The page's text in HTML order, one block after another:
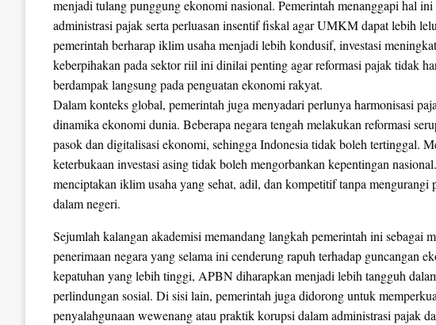
menjadi tulang punggung ekonomi nasional. Pemerintah menanggapi hal
administrasi pajak serta perluasan insentif fiskal agar UMKM dapat lebih
pemerintah berharap iklim usaha menjadi lebih kondusif, investasi
keberpihakan pada sektor riil ini dinilai penting agar reformasi pajak tidak
berdampak langsung pada penguatan ekonomi rakyat.
Dalam konteks global, pemerintah juga menyadari perlunya harmonisasi
dinamika ekonomi dunia. Beberapa negara tengah melakukan reformasi
pasok dan digitalisasi ekonomi, sehingga Indonesia tidak boleh tertinggal.
keterbukaan investasi asing tidak boleh mengorbankan kepentingan
menciptakan iklim usaha yang sehat, adil, dan kompetitif tanpa
dalam negeri.
Sejumlah kalangan akademisi memandang langkah pemerintah ini sebagai
penerimaan negara yang selama ini cenderung rapuh terhadap guncangan
kepatuhan yang lebih tinggi, APBN diharapkan menjadi lebih tangguh
perlindungan sosial. Di sisi lain, pemerintah juga didorong untuk
penyalahgunaan wewenang atau praktik korupsi dalam administrasi pajak